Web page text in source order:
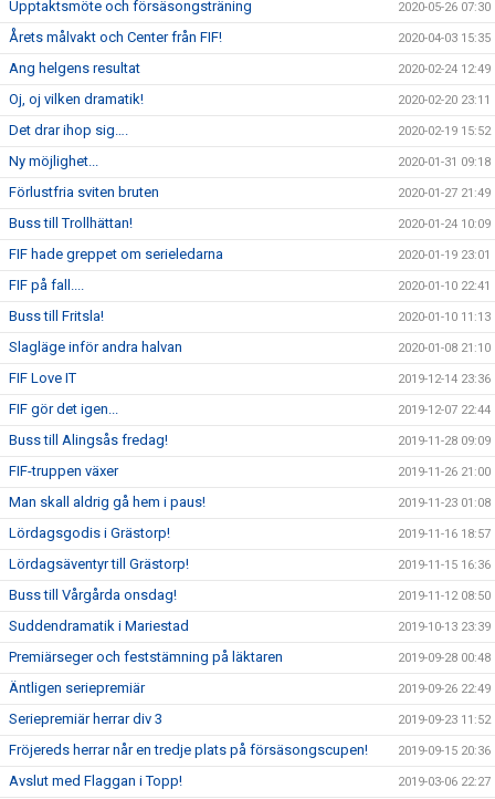
Upptaktsmöte och försäsongsträning 2020-05-26 07:30
Årets målvakt och Center från FIF! 2020-04-03 15:35
Ang helgens resultat 2020-02-24 12:49
Oj, oj vilken dramatik! 2020-02-20 23:11
Det drar ihop sig…. 2020-02-19 15:52
Ny möjlighet... 2020-01-31 09:18
Förlustfria sviten bruten 2020-01-27 21:49
Buss till Trollhättan! 2020-01-24 10:09
FIF hade greppet om serieledarna 2020-01-19 23:01
FIF på fall.... 2020-01-10 22:41
Buss till Fritsla! 2020-01-10 11:13
Slagläge inför andra halvan 2020-01-08 21:10
FIF Love IT 2019-12-14 23:36
FIF gör det igen... 2019-12-07 22:44
Buss till Alingsås fredag! 2019-11-28 09:09
FIF-truppen växer 2019-11-26 21:00
Man skall aldrig gå hem i paus! 2019-11-23 01:08
Lördagsgodis i Grästorp! 2019-11-16 18:57
Lördagsäventyr till Grästorp! 2019-11-15 16:36
Buss till Vårgårda onsdag! 2019-11-12 08:50
Suddendramatik i Mariestad 2019-10-13 23:39
Premiärseger och feststämning på läktaren 2019-09-28 00:48
Äntligen seriepremiär 2019-09-26 22:49
Seriepremiär herrar div 3 2019-09-23 11:52
Fröjereds herrar når en tredje plats på försäsongscupen! 2019-09-15 20:36
Avslut med Flaggan i Topp! 2019-03-06 22:27